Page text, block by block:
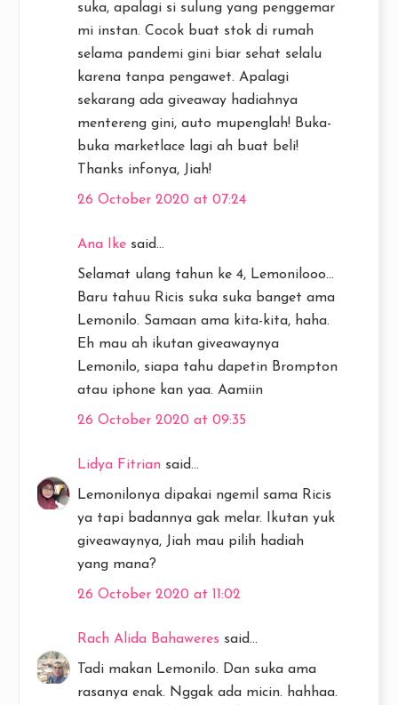
suka, apalagi si sulung yang penggemar
mi instan. Cocok buat stok di rumah
selama pandemi gini biar sehat selalu
karena tanpa pengawet. Apalagi
sekarang ada giveaway hadiahnya
mentereng gini, auto mupenglah! Buka-
buka marketlace lagi ah buat beli!
Thanks infonya, Jiah!
26 October 2020 at 07:24
Ana Ike said...
Selamat ulang tahun ke 4, Lemonilooo...
Baru tahuu Ricis suka suka banget ama
Lemonilo. Samaan ama kita-kita, haha.
Eh mau ah ikutan giveawaynya
Lemonilo, siapa tahu dapetin Brompton
atau iphone kan yaa. Aamiin
26 October 2020 at 09:35
Lidya Fitrian said...
Lemonilonya dipakai ngemil sama Ricis
ya tapi badannya gak melar. Ikutan yuk
giveawaynya, Jiah mau pilih hadiah
yang mana?
26 October 2020 at 11:02
Rach Alida Bahaweres said...
Tadi makan Lemonilo. Dan suka ama
rasanya enak. Nggak ada micin. hahhaa.